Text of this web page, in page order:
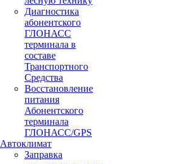
Диагностика
абонентского
ГЛОНАСС
терминала в
составе
Транспортного
Средства
Восстановление
питания
Абонентского
терминала
ГЛОНАСС/GPS
Автоклимат
Заправка